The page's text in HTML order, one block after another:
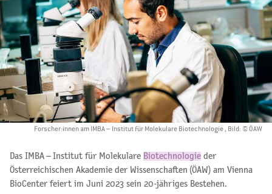
Forscher:innen am IMBA – Institut für Molekulare Biotechnologie , Bild: © ÖAW
Das IMBA – Institut für Molekulare Biotechnologie der
Österreichischen Akademie der Wissenschaften (ÖAW) am Vienna
BioCenter feiert im Juni 2023 sein 20-jähriges Bestehen.